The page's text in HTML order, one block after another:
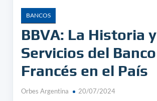
BANCOS
BBVA: La Historia y
Servicios del Banco
Francés en el País
Orbes Argentina 20/07/2024